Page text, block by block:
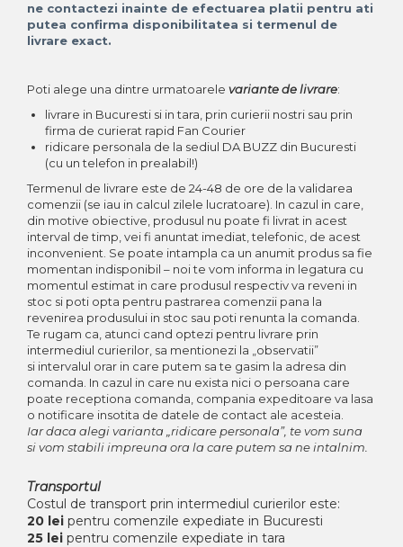
Loove
Basics
Cherie Cherry
Thea LaMenthe
CUSTOM MADE
Animal Instinct
AN-TAN-TICHITAN
ne contactezi inainte de efectuarea platii pentru ati
putea confirma disponibilitatea si termenul de
livrare exact.
Poti alege una dintre urmatoarele variante de livrare:
livrare in Bucuresti si in tara, prin curierii nostri sau prin
firma de curierat rapid Fan Courier
ridicare personala de la sediul DA BUZZ din Bucuresti
(cu un telefon in prealabil!)
Termenul de livrare este de 24-48 de ore de la validarea
comenzii (se iau in calcul zilele lucratoare). In cazul in care,
din motive obiective, produsul nu poate fi livrat in acest
interval de timp, vei fi anuntat imediat, telefonic, de acest
inconvenient. Se poate intampla ca un anumit produs sa fie
momentan indisponibil – noi te vom informa in legatura cu
momentul estimat in care produsul respectiv va reveni in
stoc si poti opta pentru pastrarea comenzii pana la
revenirea produsului in stoc sau poti renunta la comanda.
Te rugam ca, atunci cand optezi pentru livrare prin
intermediul curierilor, sa mentionezi la „observatii”
si intervalul orar in care putem sa te gasim la adresa din
comanda. In cazul in care nu exista nici o persoana care
poate receptiona comanda, compania expeditoare va lasa
o notificare insotita de datele de contact ale acesteia.
Iar daca alegi varianta „ridicare personala”, te vom suna
si vom stabili impreuna ora la care putem sa ne intalnim.
Transportul
Costul de transport prin intermediul curierilor este:
20 lei pentru comenzile expediate in Bucuresti
25 lei pentru comenzile expediate in tara